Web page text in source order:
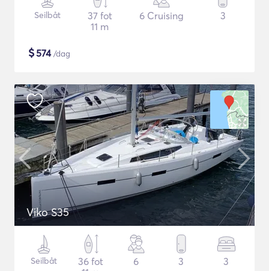
Seilbåt
37 fot
11 m
6 Cruising 3
$574/dag
Viko S35
Seilbåt
36 fot
6 3 3